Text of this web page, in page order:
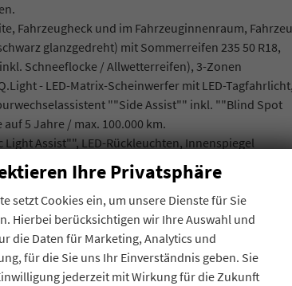
Fahrzeugheck und im Fahrzeuginnenraum,
glanzgedreht) mit Sommerreifen 235 50 R18,
Schneeflocke / Allwetterreifen), 3-Zonen
- LED-Matrix-Scheinwerfer mit LED-
""Side Assist"" inkl. ""Blind Spot
5 Jahre / max. 100.000 km.
Assist"", LED-Rückleuchten, Innenspiegel
Home""-Funktion, Multifunktionslederlenkrad mit
Zentralverriegelung ""Keyless Start""
im Fahrgastraum Teppichboden, Dekoreinlagen
im Türbereich,
für ""We Connect"", App-Connect inkl. Wireless
Bluetooth mit Freisprecheinrichtung,
Ihre Privatsphäre
setzt Cookies ein, um unsere Dienste für Sie
Hierbei berücksichtigen wir Ihre Auswahl und
die Daten für Marketing, Analytics und
für die Sie uns Ihr Einverständnis geben. Sie
jederzeit mit Wirkung für die Zukunft